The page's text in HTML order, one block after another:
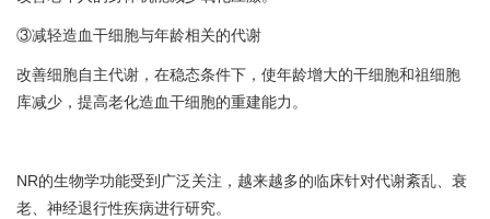
③减轻造血干细胞与年龄相关的代谢
改善细胞自主代谢，在稳态条件下，使年龄增大的干细胞和祖细胞
库减少，提高老化造血干细胞的重建能力。
NR的生物学功能受到广泛关注，越来越多的临床针对代谢紊乱、衰
老、神经退行性疾病进行研究。